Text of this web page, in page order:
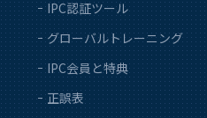
IPC認証ツール
グローバルトレーニング
IPC会員と特典
正誤表